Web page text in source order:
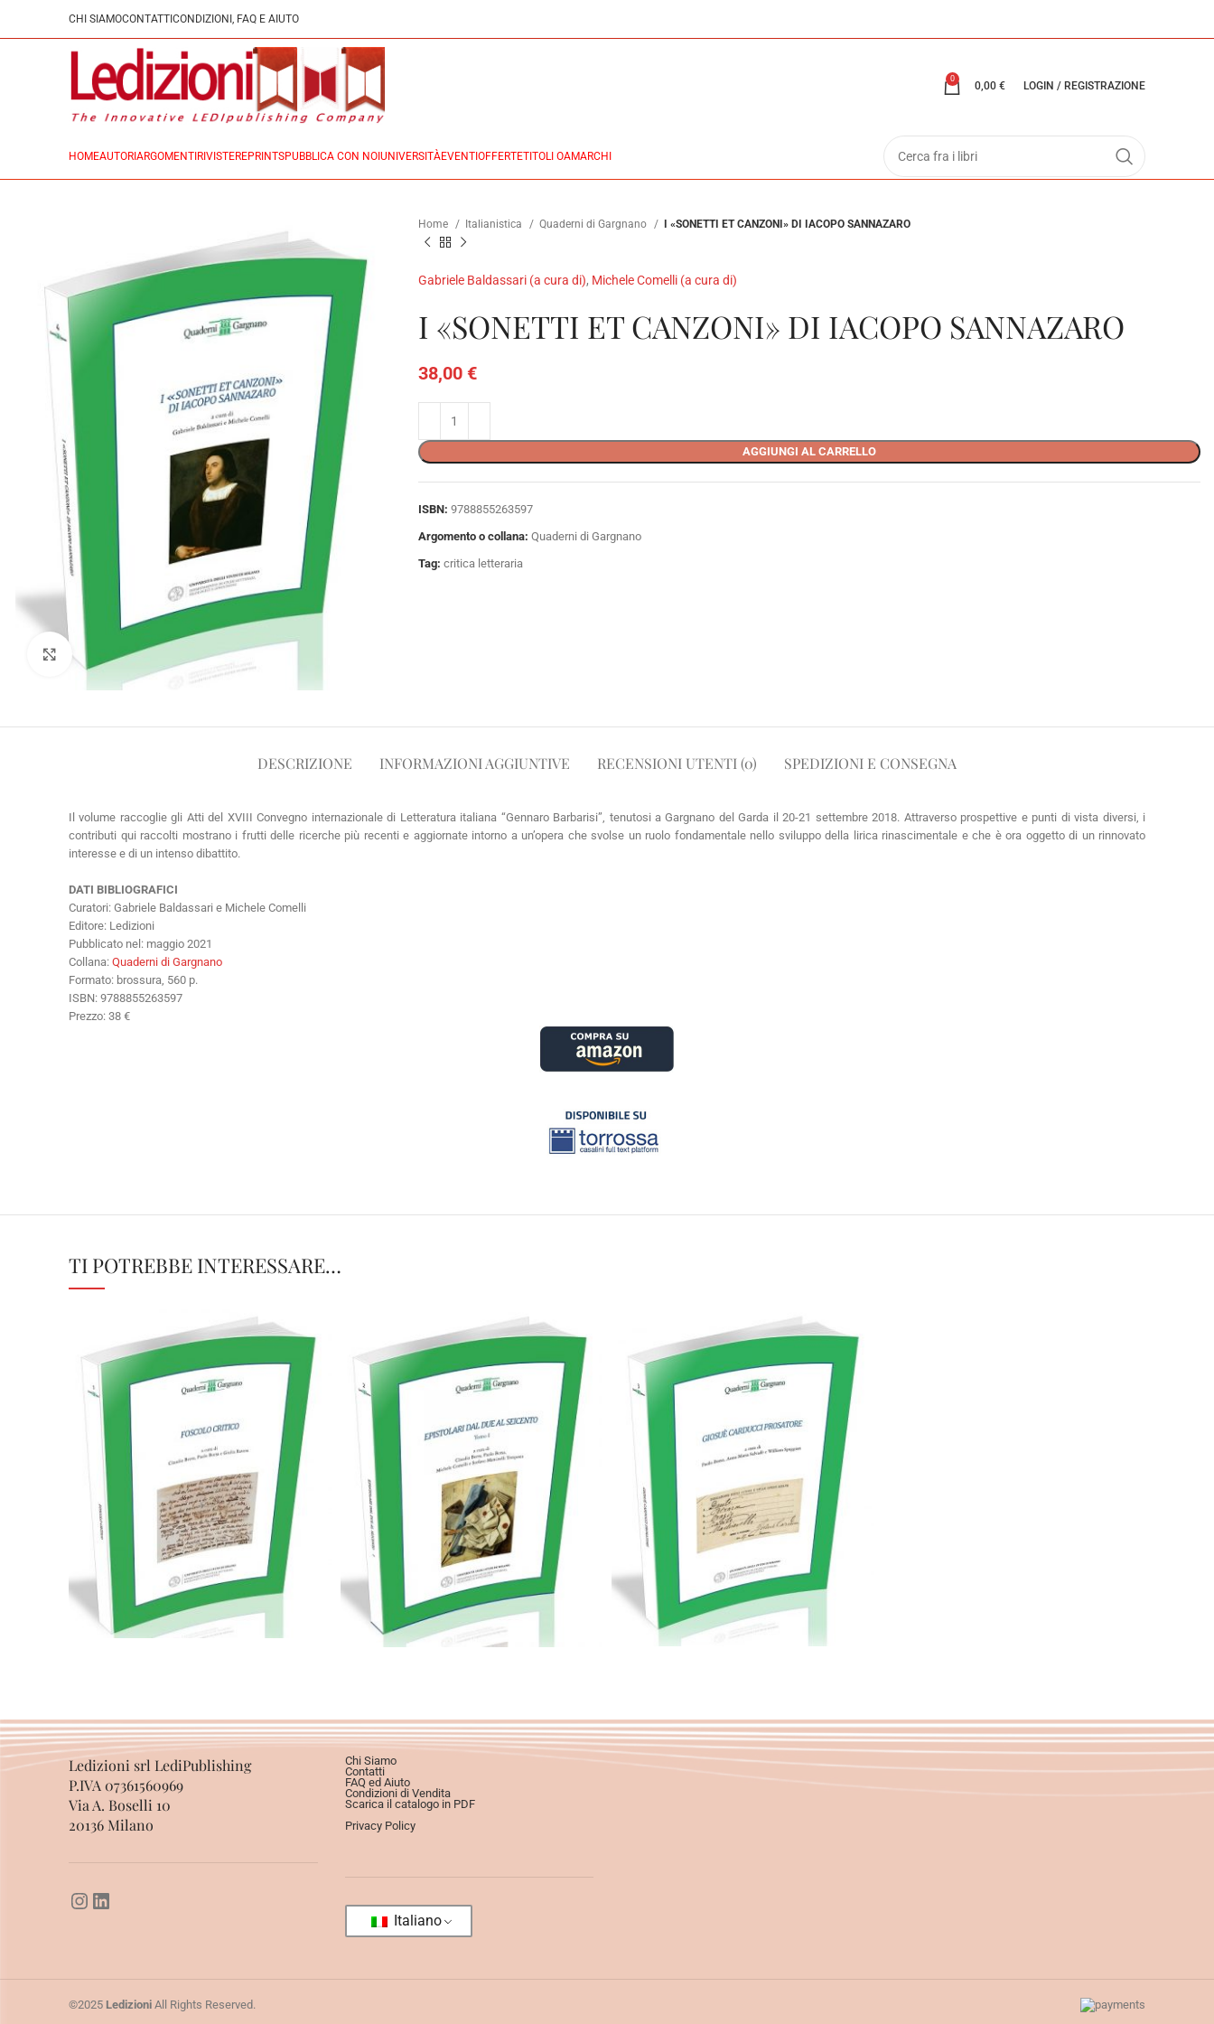
CHI SIAMOCONTATTI CONDIZIONI, FAQ E AIUTO
0
0,00 € LOGIN / REGISTRAZIONE
HOMEAUTORI ARGOMENTI RIVISTEREPRINTSPUBBLICA CON NOI UNIVERSITÀEVENTI OFFERTETITOLI OAMARCHI
Clicca per ampliare
Home Italianistica Quaderni di Gargnano I «SONETTI ET CANZONI» DI IACOPO SANNAZARO
Gabriele Baldassari (a cura di), Michele Comelli (a cura di)
I «SONETTI ET CANZONI» DI IACOPO SANNAZARO
38,00 €
AGGIUNGI AL CARRELLO
ISBN: 9788855263597
Argomento o collana: Quaderni di Gargnano
Tag: critica letteraria
DESCRIZIONE INFORMAZIONI AGGIUNTIVE RECENSIONI UTENTI (0) SPEDIZIONI E CONSEGNA
Il volume raccoglie gli Atti del XVIII Convegno internazionale di Letteratura italiana “Gennaro Barbarisi”, tenutosi a Gargnano del Garda il 20-21 settembre 2018. Attraverso prospettive e punti di vista diversi, i
contributi qui raccolti mostrano i frutti delle ricerche più recenti e aggiornate intorno a un’opera che svolse un ruolo fondamentale nello sviluppo della lirica rinascimentale e che è ora oggetto di un rinnovato
interesse e di un intenso dibattito.
DATI BIBLIOGRAFICI
Curatori: Gabriele Baldassari e Michele Comelli
Editore: Ledizioni
Pubblicato nel: maggio 2021
Collana: Quaderni di Gargnano
Formato: brossura, 560 p.
ISBN: 9788855263597
Prezzo: 38 €
TI POTREBBE INTERESSARE…
CartaceoeBook in PDF
0,00€ 28,00€
Scegli
49,00€
Aggiungi al carrello
28,00€
Aggiungi al carrello
Ledizioni srl LediPublishing
P.IVA 07361560969
Via A. Boselli 10
20136 Milano
Chi Siamo
Contatti
FAQ ed Aiuto
Condizioni di Vendita
Scarica il catalogo in PDF
Privacy Policy
Italiano
©2025 Ledizioni All Rights Reserved.